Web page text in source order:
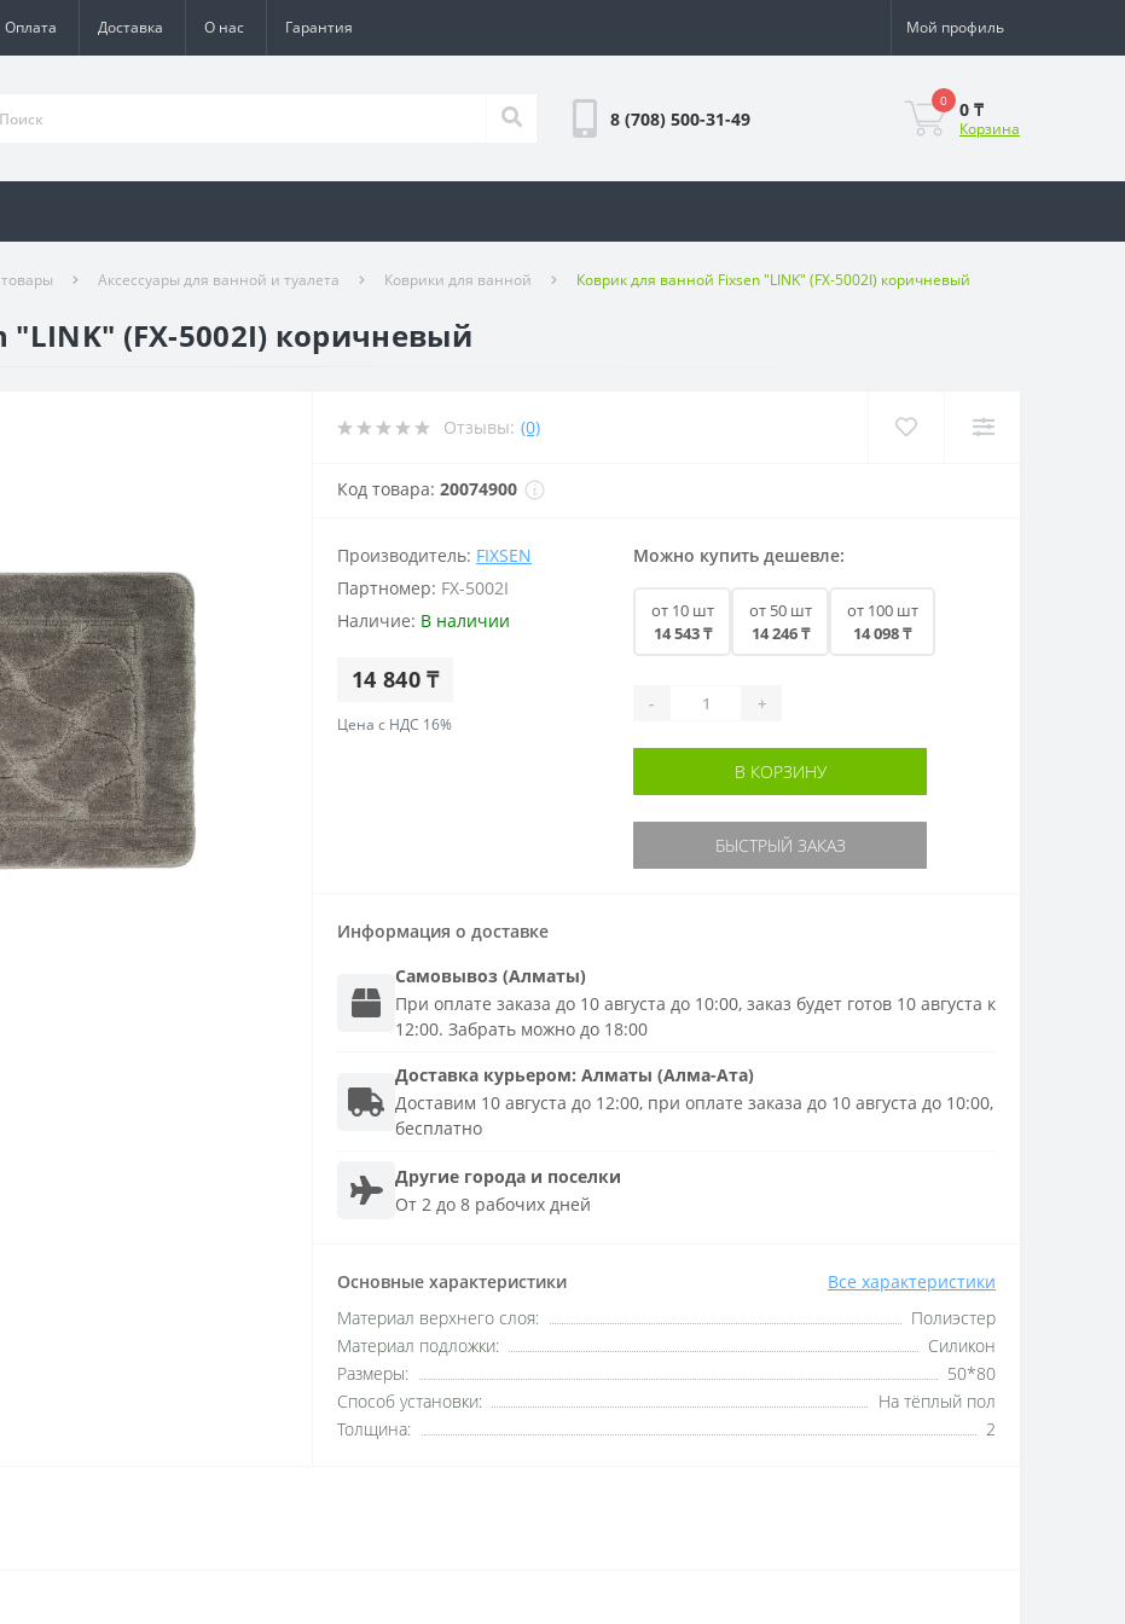
Оплата Доставка О нас Гарантия Мой профиль
8 (708) 500-31-49
0 0 ₸
Корзина
Аксессуары для ванной и туалета Коврики для ванной Коврик для ванной Fixsen "LINK" (FX-5002I) коричневый
(FX-5002I) коричневый
Отзывы: (0)
Код товара: 20074900
Производитель: FIXSEN
Партномер: FX-5002I
Наличие: В наличии
14 840 ₸
Цена с НДС 16%
Можно купить дешевле:
от 10 шт
14 543 ₸
от 50 шт
14 246 ₸
от 100 шт
14 098 ₸
- +
В КОРЗИНУ
БЫСТРЫЙ ЗАКАЗ
Информация о доставке
Самовывоз (Алматы)
При оплате заказа до 10 августа до 10:00, заказ будет готов 10 августа к
12:00. Забрать можно до 18:00
Доставка курьером: Алматы (Алма-Ата)
Доставим 10 августа до 12:00, при оплате заказа до 10 августа до 10:00,
бесплатно
Другие города и поселки
От 2 до 8 рабочих дней
Основные характеристики Все характеристики
Материал верхнего слоя:
Полиэстер
Материал подложки:
Силикон
Размеры:
50*80
Способ установки:
На тёплый пол
Толщина:
2